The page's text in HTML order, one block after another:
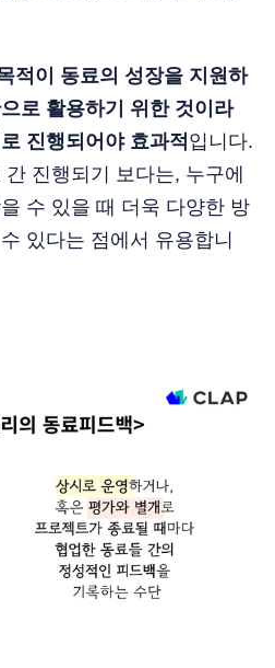
적이 동료의 성장을 지원하
로 활용하기 위한 것이라
진행되어야 효과적 입니다.
진행되기 보다는, 누구에
수 있을 때 더욱 다양한 방
있다는 점에서 유용합니